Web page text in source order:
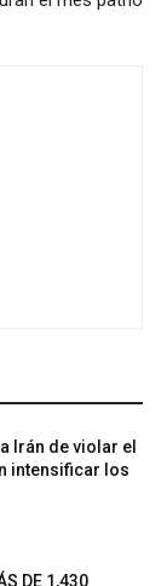
Irán de violar el
intensificar los
DE 1,430